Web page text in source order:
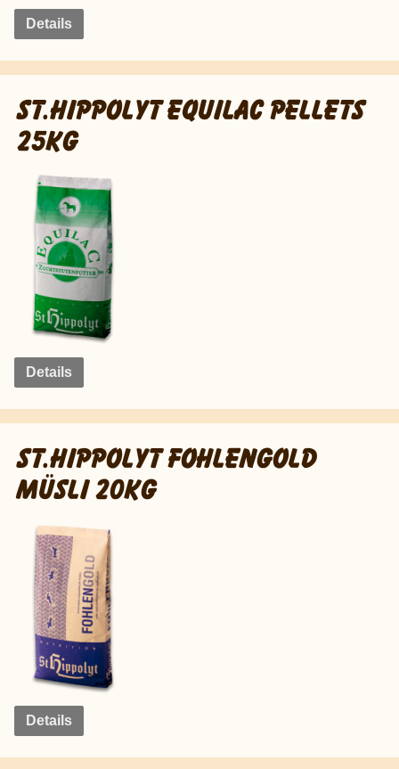
Details
ST.HIPPOLYT EQUILAC PELLETS
25KG
Details
ST.HIPPOLYT FOHLENGOLD
MÜSLI 20KG
Details